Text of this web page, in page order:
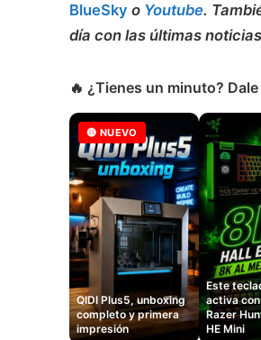
BlueSky o Youtube.
día con las últimas
🔥 ¿Tienes un minuto?
🔴 NUEVO
QIDI Plus5, unboxing
completo y primera
impresión
Este
activa
Razer
HE Mini